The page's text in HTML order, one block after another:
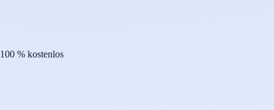
100 % kostenlos